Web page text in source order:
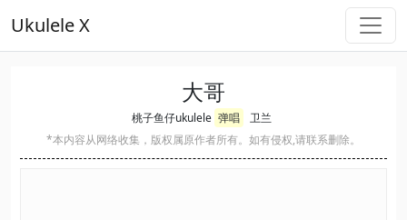
Ukulele X
大哥
桃子鱼仔ukulele 弹唱
卫兰
*本内容从网络收集，版权属原作者所有。如有侵权,请联系删除。